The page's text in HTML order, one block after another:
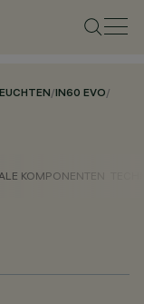
/IN60 EVO/
KOMPONENTEN